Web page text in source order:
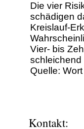
Die vier
schädigen
Kreislauf-
Vier- bis
schleichend
Quelle:
Kontakt: